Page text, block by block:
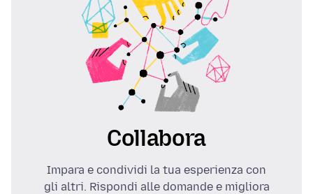
Collabora
Impara e condividi la tua esperienza con
gli altri. Rispondi alle domande e migliora